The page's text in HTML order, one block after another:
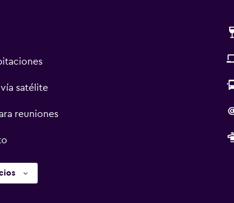
satélite
reuniones